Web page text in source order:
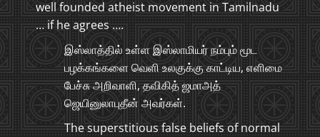
well founded atheist movement in Tamilnadu
… if he agrees ….
இஸ்லாத்தில் உள்ள இஸ்லாமியர் நம்பும் மூட
பழக்கங்களை வெளி உலகுக்கு காட்டிய, எளிமை
பேச்சு அறிவாளி, தவிகித் ஜமாஅத்
ஜெயினுலாபுதீன் அவர்கள்.
The superstitious false beliefs of normal